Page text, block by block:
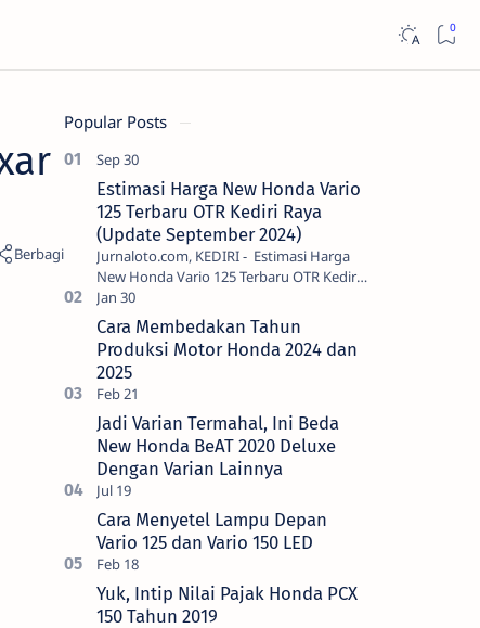
Popular Posts
Estimasi Harga New Honda Vario
125 Terbaru OTR Kediri Raya
(Update September 2024)
Jurnaloto.com, KEDIRI - Estimasi Harga
New Honda Vario 125 Terbaru OTR Kediri
Raya (Update September 2024) Brosis
sekalian, PT Astra Honda Motor (AH…
Cara Membedakan Tahun
Produksi Motor Honda 2024 dan
2025
Jadi Varian Termahal, Ini Beda
New Honda BeAT 2020 Deluxe
Dengan Varian Lainnya
Cara Menyetel Lampu Depan
Vario 125 dan Vario 150 LED
Yuk, Intip Nilai Pajak Honda PCX
150 Tahun 2019